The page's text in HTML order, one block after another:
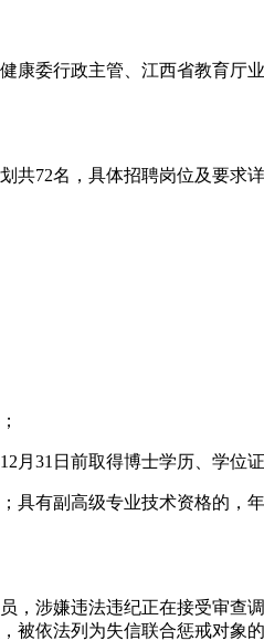
康委行政主管、江西省教育
72名，具体招聘岗位及要求
月31日前取得博士学历、学位
具有副高级专业技术资格的
，涉嫌违法违纪正在接受审
被依法列为失信联合惩戒对